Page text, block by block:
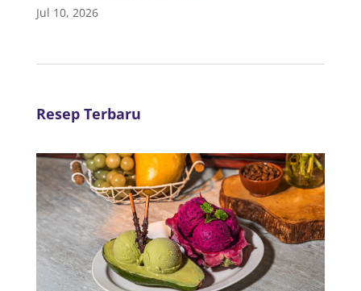
Jul 10, 2026
Resep Terbaru